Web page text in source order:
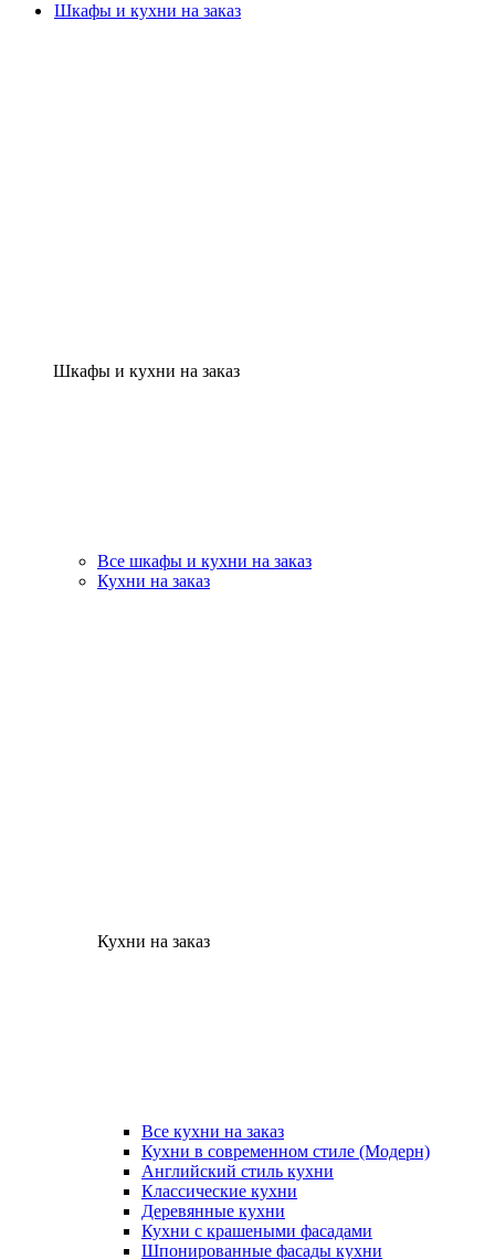
Шкафы и кухни на заказ
Шкафы и кухни на заказ
Все шкафы и кухни на заказ
Кухни на заказ
Кухни на заказ
Все кухни на заказ
Кухни в современном стиле (Модерн)
Английский стиль кухни
Классические кухни
Деревянные кухни
Кухни с крашеными фасадами
Шпонированные фасады кухни